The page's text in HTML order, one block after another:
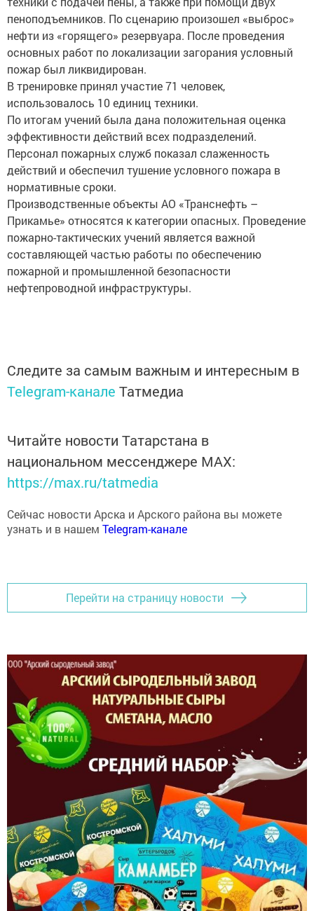
пеноподъемников. По сценарию произошел «выброс»
нефти из «горящего» резервуара. После проведения
основных работ по локализации загорания условный
пожар был ликвидирован.
В тренировке принял участие 71 человек,
использовалось 10 единиц техники.
По итогам учений была дана положительная оценка
эффективности действий всех подразделений.
Персонал пожарных служб показал слаженность
действий и обеспечил тушение условного пожара в
нормативные сроки.
Производственные объекты АО «Транснефть –
Прикамье» относятся к категории опасных. Проведение
пожарно-тактических учений является важной
составляющей частью работы по обеспечению
пожарной и промышленной безопасности
нефтепроводной инфраструктуры.
Telegram-каналеТатмедиа
Читайте новости Татарстана в
национальном мессенджере MАХ:
https://max.ru/tatmedia
узнать и в нашемTelegram-канале
Перейти на страницу новости